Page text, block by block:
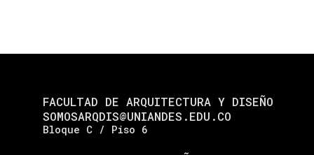
FACULTAD DE ARQUITECTURA Y DISEÑO
SOMOSARQDIS@UNIANDES.EDU.CO
Bloque C / Piso 6